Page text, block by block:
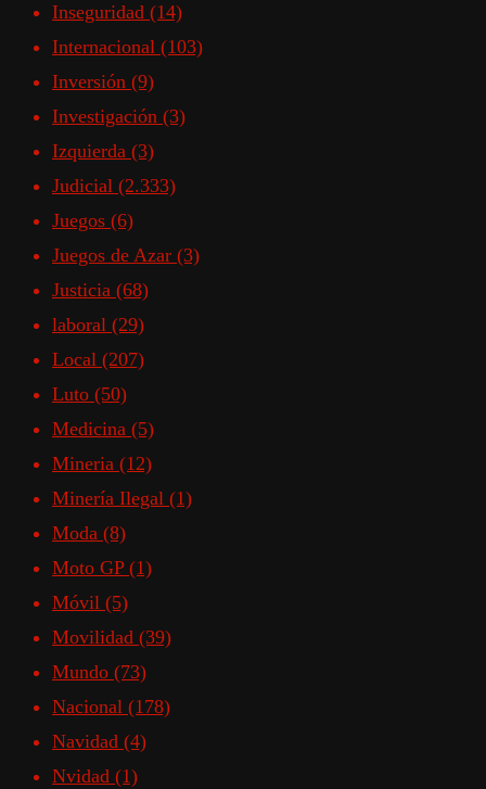
Inseguridad (14)
Internacional (103)
Inversión (9)
Investigación (3)
Izquierda (3)
Judicial (2.333)
Juegos (6)
Juegos de Azar (3)
Justicia (68)
laboral (29)
Local (207)
Luto (50)
Medicina (5)
Mineria (12)
Minería Ilegal (1)
Moda (8)
Moto GP (1)
Móvil (5)
Movilidad (39)
Mundo (73)
Nacional (178)
Navidad (4)
Nvidad (1)